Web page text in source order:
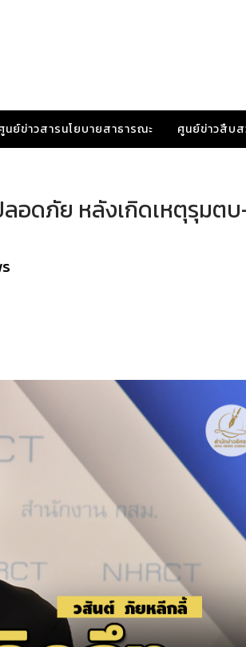
นย์ข่าวสารนโยบายสาธารณะ ศูนย์ข่าวสืบ
อดภัย หลังเกิดเหตุรุมต